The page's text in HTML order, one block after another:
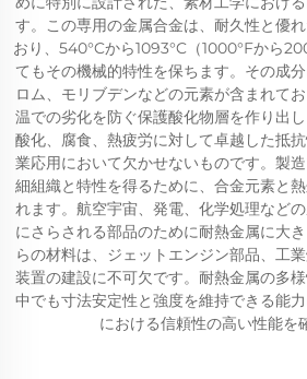
す。この専用の金属合金は、耐久性と優
おり、540°Cから1093°C（1000°Fから
てもその機械的特性を保ちます。その成
ロム、モリブデンなどの元素が含まれて
温での劣化を防ぐ保護酸化物層を作り出し
酸化、腐食、熱疲労に対して卓越した抵
業応用において欠かせないものです。製
細組織と特性を得るために、合金元素と
れます。航空宇宙、発電、化学処理など
にさらされる部品のために耐熱金属に大
らの材料は、ジェットエンジン部品、工
装置の建設に不可欠です。耐熱金属の多
中でも寸法安定性と強度を維持できる能
における信頼性の高い性能を